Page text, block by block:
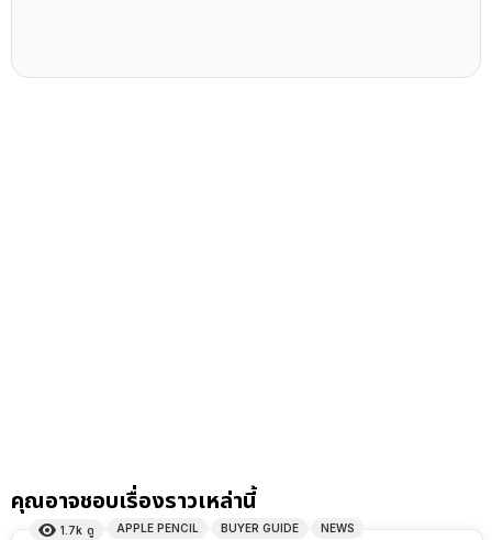
คุณอาจชอบเรื่องราวเหล่านี้
1.7k ดู APPLE PENCIL BUYER GUIDE NEWS